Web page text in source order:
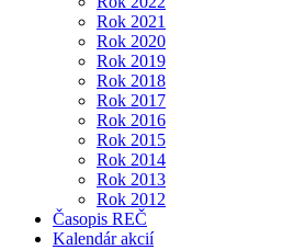
Rok 2021
Rok 2020
Rok 2019
Rok 2018
Rok 2017
Rok 2016
Rok 2015
Rok 2014
Rok 2013
Rok 2012
Časopis REČ
Kalendár akcií